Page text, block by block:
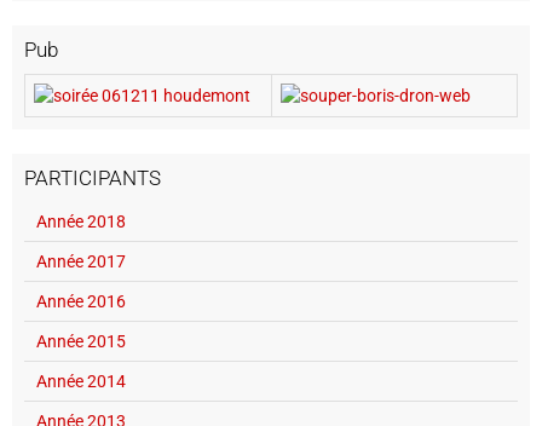
Pub
PARTICIPANTS
Année 2018
Année 2017
Année 2016
Année 2015
Année 2014
Année 2013